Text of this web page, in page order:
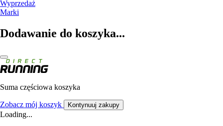
Wyprzedaż
Marki
Dodawanie do koszyka...
Suma częściowa koszyka
Zobacz mój koszyk Kontynuuj zakupy
Loading...